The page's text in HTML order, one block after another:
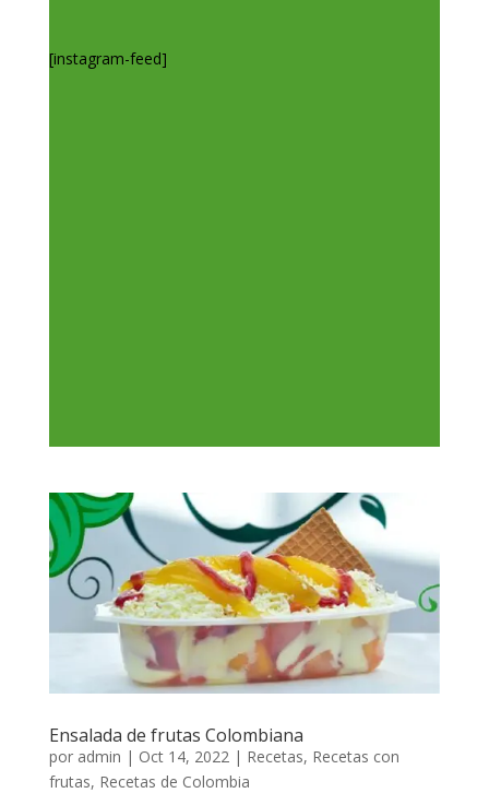
[instagram-feed]
Ensalada de frutas Colombiana
por admin | Oct 14, 2022| Recetas, Recetas con
frutas, Recetas de Colombia